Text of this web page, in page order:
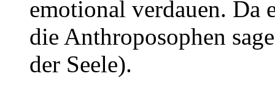
emotional verdauen. Da
die Anthroposophen
der Seele).